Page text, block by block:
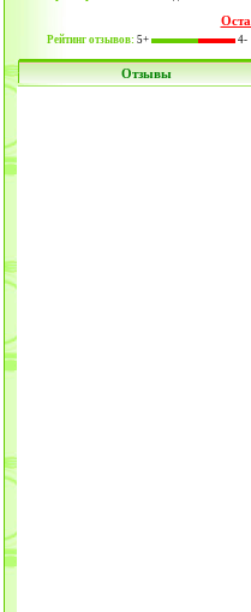
Рейтинг отзывов: 5+ 4-
Отзывы